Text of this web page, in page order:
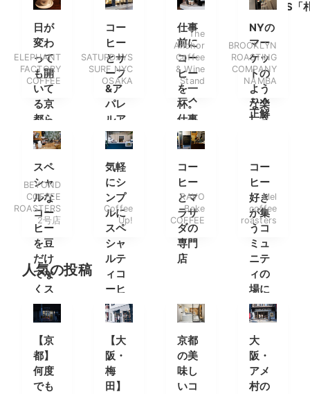
ラン
ス)
ッソ
との
あん
こク
リー
ムチ
ーズ
BRUTUS「
幌の
正
解」
はこ
ちら
も大
正解
日が
変わ
って
も開
いて
る京
都ら
しい
コー
ヒー
ショ
ップ
ELEPHANT
FACTORY
COFFEE
コー
ヒー
とサ
ーフ
&ア
パレ
ルア
イテ
ムを
楽し
みに
南船
場へ
SATURDAYS
SURF NYC
OSAKA
仕事
前に
コー
ヒー
を一
杯。
仕事
帰り
には
ワイ
ンを
一
杯。
The
Anchor
Coffee
& Wine
Stand
NYの
マー
ケッ
トの
よう
な楽
しさ
るカ
フェ
BROOKLYN
ROASTING
COMPANY
NAMBA
スペ
シャ
ルな
コー
ヒー
を豆
だけ
でな
くス
タン
ドで
も
BEYOND
COFFEE
ROASTERS
2号店
気軽
にシ
ンプ
ルに
スペ
シャ
ルテ
ィコ
ーヒ
ーを
Coffee
Up!
コー
ヒー
とマ
ラサ
ダの
専門
店
RAVO
Bake
COFFEE
コー
ヒー
好き
が集
うコ
ミュ
ニテ
ィの
場に
Mel
coffee
roasters
人気の投稿
【京
都】
何度
でも
【大
阪・
梅
田】
京都
の美
味し
いコ
大
阪・
アメ
村の